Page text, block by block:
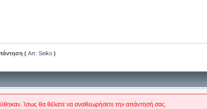
(Απ: Seiko)
Ίσως θα θέλατε να αναθεωρήσετε την απάντησή σας.